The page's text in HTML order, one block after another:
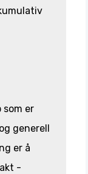
som er
generell
er å
-